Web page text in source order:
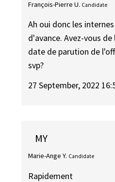
François-Pierre U. Candidate
Ah oui donc les
d'avance. Avez-vous
date de parution de
svp?
27 September, 2022
MY
Marie-Ange Y. Candidate
Rapidement